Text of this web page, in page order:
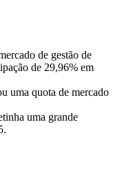
de gestão de
de 29,96% em
uma quota de mercado
uma grande